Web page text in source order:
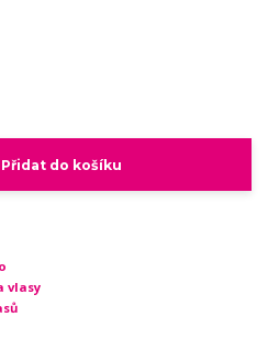
Přidat do košíku
vlasy